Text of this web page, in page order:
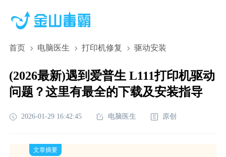
首页 电脑医生 打印机修复 驱动安装
(2026最新)遇到爱普生 L111打印机驱动
问题？这里有最全的下载及安装指导
2026-01-29 16:42:45 电脑医生 原创
文章摘要